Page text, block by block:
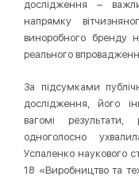
дослідження –
напрямку
виноробного бренду
реального
За підсумками
дослідження, його
вагомі результати,
одноголосно
Успаленко наукового
18 «Виробництво та